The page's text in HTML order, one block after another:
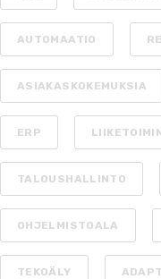
AUTOMAATIO
ASIAKASKOKEMUKSIA
ERP
TALOUSHALLINTO
OHJELMISTOALA
TEKOÄLY ADAPT